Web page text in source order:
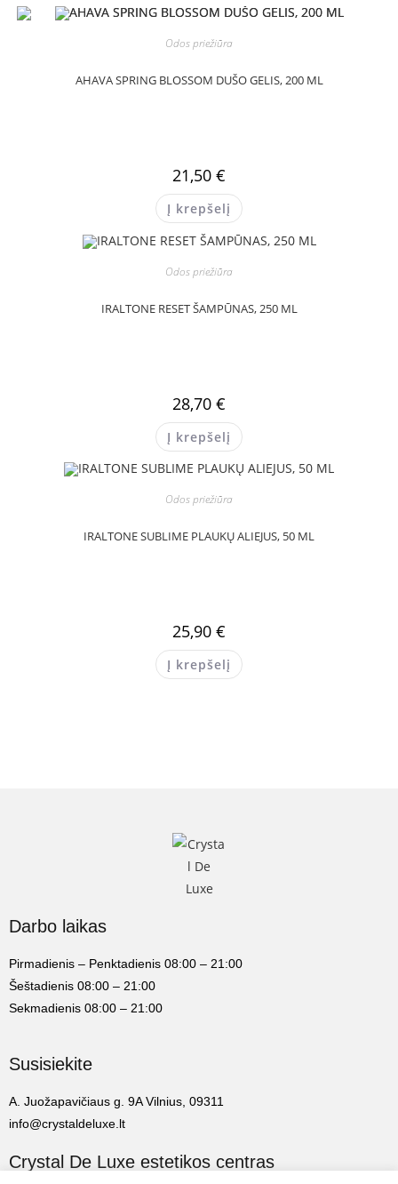
Odos priežiūra
AHAVA SPRING BLOSSOM DUŠO GELIS, 200 ML
21,50 €
Į krepšelį
Odos priežiūra
IRALTONE RESET ŠAMPŪNAS, 250 ML
28,70 €
Į krepšelį
Odos priežiūra
IRALTONE SUBLIME PLAUKŲ ALIEJUS, 50 ML
25,90 €
Į krepšelį
Darbo laikas
Pirmadienis – Penktadienis 08:00 – 21:00
Šeštadienis 08:00 – 21:00
Sekmadienis 08:00 – 21:00
Susisiekite
A. Juožapavičiaus g. 9A Vilnius, 09311
info@crystaldeluxe.lt
Crystal De Luxe estetikos centras